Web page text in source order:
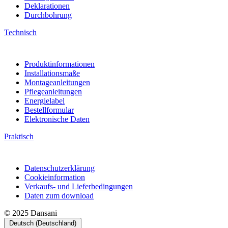
Deklarationen
Durchbohrung
Technisch
Produktinformationen
Installationsmaße
Montageanleitungen
Pflegeanleitungen
Energielabel
Bestellformular
Elektronische Daten
Praktisch
Datenschutzerklärung
Cookieinformation
Verkaufs- und Lieferbedingungen
Daten zum download
© 2025 Dansani
Deutsch (Deutschland)